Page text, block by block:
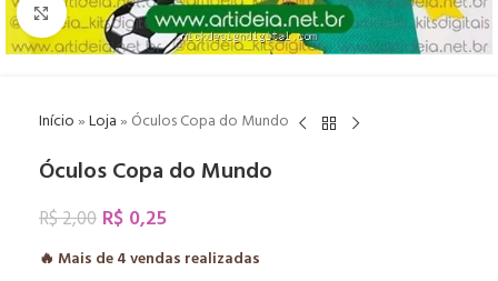
Click to enlarge
Início»Loja» Óculos Copa do Mundo
Óculos Copa do Mundo
R$2,00 R$ 0,25
🔥 Mais de4vendas realizadas